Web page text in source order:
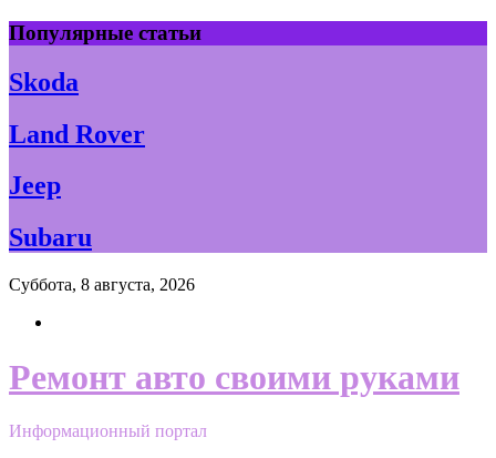
Skip
to
content
Популярные статьи
Skoda
Land Rover
Jeep
Subaru
Суббота, 8 августа, 2026
Ремонт авто своими руками
Информационный портал